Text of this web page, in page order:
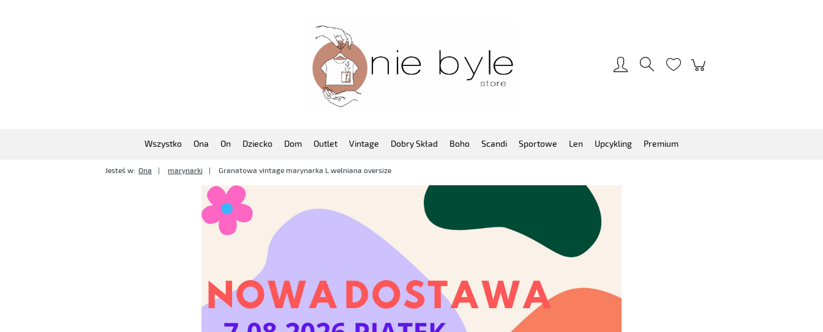
Wszystko Ona On Dziecko Dom Outlet Vintage Dobry Skład Boho Scandi Sportowe Len Upcykling Premium
Jesteś w: Ona marynarki Granatowa vintage marynarka L wełniana oversize